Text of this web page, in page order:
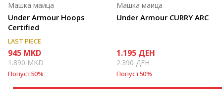
Under Armour Hoops
Certified
Машка маица
LAST PIECE
945 MKD
1.890MKD
Попуст50%
Under Armour CURRY ARC
Машка маица
1.195 ДЕН
2.390ДЕН
Попуст50%